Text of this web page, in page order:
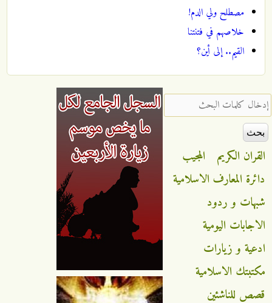
مصطلح ولي الدم!
خلاصهم في فتنتنا
القيم.. إلى أين؟
‏إدخال كلمات البحث ‏
القران الكريم
المجيب
دائرة المعارف الاسلامية
شبهات و ردود
الاجابات اليومية
ادعية و زيارات
مكتبتك الاسلامية
قصص للناشئين